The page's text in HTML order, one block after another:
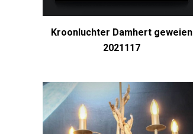
Kroonluchter Damhert geweien
2021117